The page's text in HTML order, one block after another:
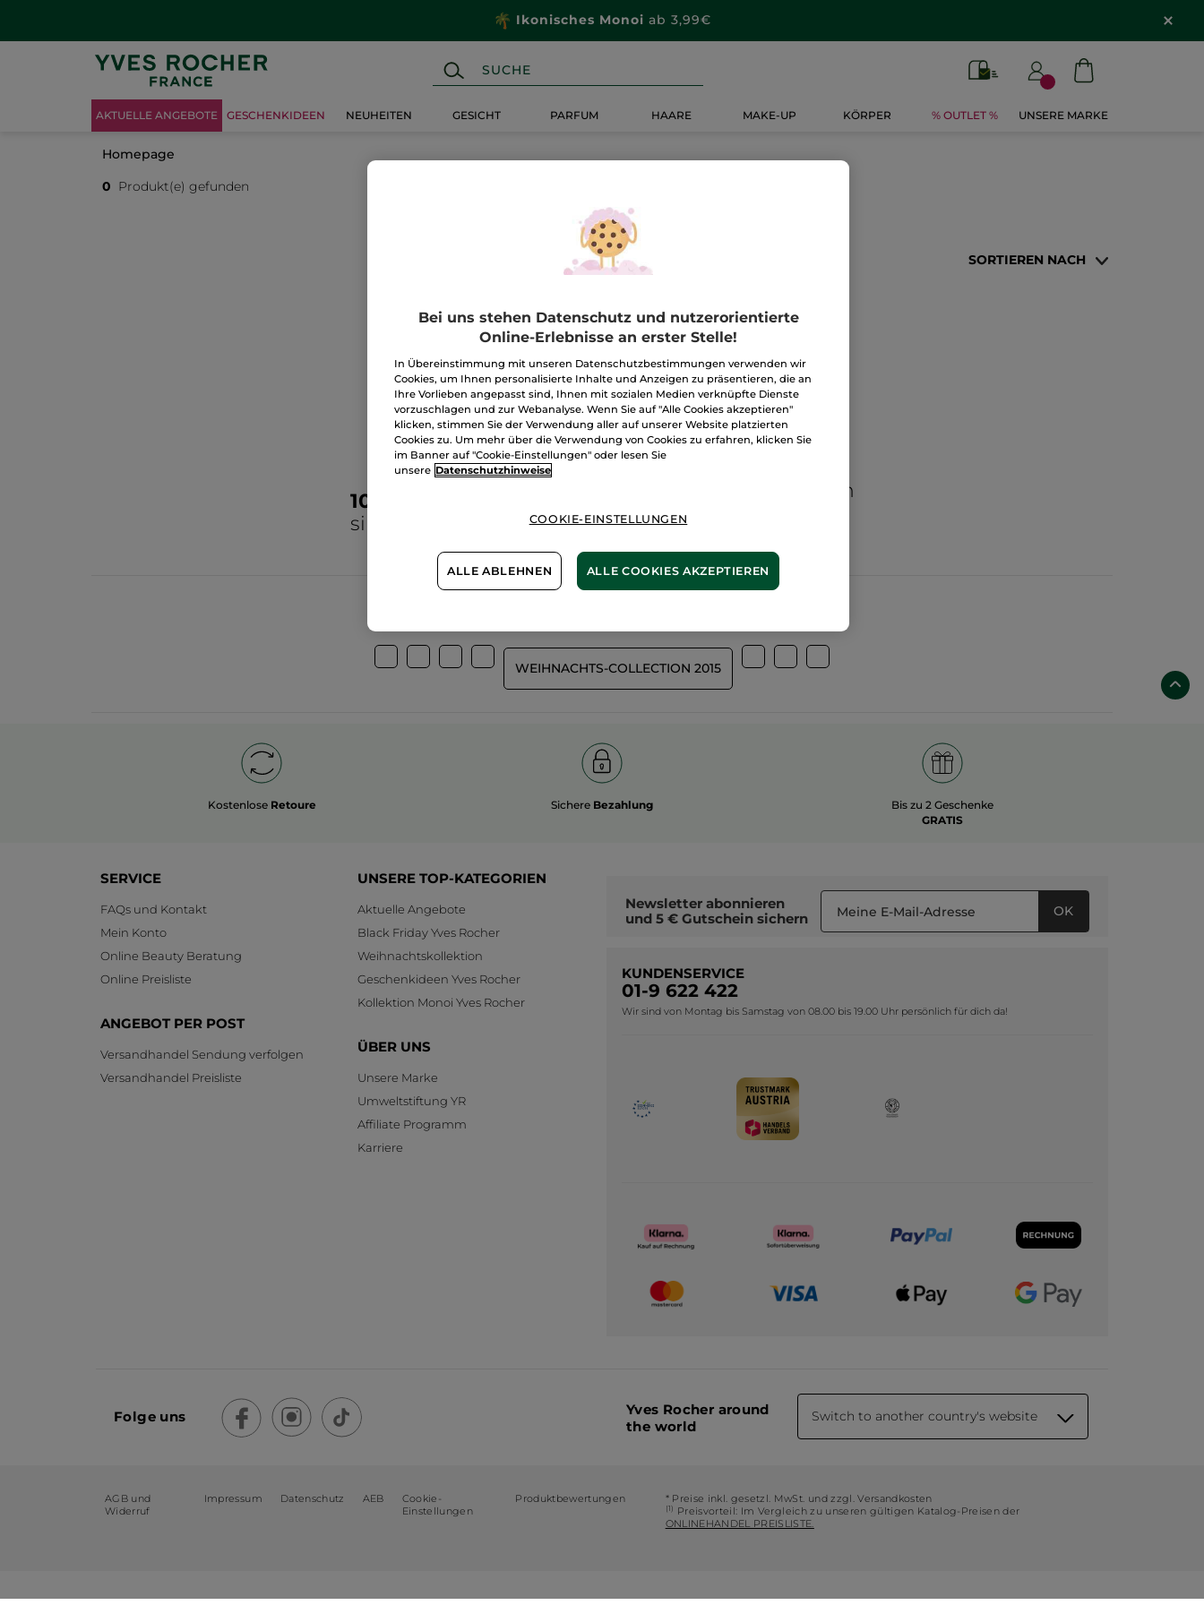
Ikonisches Monoi ab 3,99€
AKTUELLE ANGEBOTE GESCHENKIDEEN NEUHEITEN GESICHT PARFUM HAARE MAKE-UP KÖRPER % OUTLET % UNSERE MARKE
Homepage
0 Produkt(e) gefunden
SORTIEREN NACH
100%
sind
Wir bewirtschaften
unsere Felder
WEIHNACHTS-COLLECTION 2015
Kostenlose Retoure Sichere Bezahlung
Bis zu 2 Geschenke
GRATIS
SERVICE
FAQs und Kontakt
Mein Konto
Online Beauty Beratung
Online Preisliste
ANGEBOT PER POST
Versandhandel Sendung verfolgen
Versandhandel Preisliste
UNSERE TOP-KATEGORIEN
Aktuelle Angebote
Black Friday Yves Rocher
Weihnachtskollektion
Geschenkideen Yves Rocher
Kollektion Monoi Yves Rocher
ÜBER UNS
Unsere Marke
Umweltstiftung YR
Affiliate Programm
Karriere
Newsletter abonnieren
und 5 € Gutschein sichern OK
KUNDENSERVICE
01-9 622 422
Wir sind von Montag bis Samstag von 08.00 bis 19.00 Uhr persönlich für dich da!
Folge uns
Yves Rocher around
the world
Switch to another country's website
AGB und
Widerruf
Impressum Datenschutz AEB
Cookie-
Einstellungen
Produktbewertungen * Preise inkl. gesetzl. MwSt. und zzgl. Versandkosten
(1) Preisvorteil: Im Vergleich zu unseren gültigen Katalog-Preisen der
ONLINEHANDEL PREISLISTE.
Bei uns stehen Datenschutz und nutzerorientierte
Online-Erlebnisse an erster Stelle!
In Übereinstimmung mit unseren Datenschutzbestimmungen verwenden wir
Cookies, um Ihnen personalisierte Inhalte und Anzeigen zu präsentieren, die an
Ihre Vorlieben angepasst sind, Ihnen mit sozialen Medien verknüpfte Dienste
vorzuschlagen und zur Webanalyse. Wenn Sie auf "Alle Cookies akzeptieren"
klicken, stimmen Sie der Verwendung aller auf unserer Website platzierten
Cookies zu. Um mehr über die Verwendung von Cookies zu erfahren, klicken Sie
im Banner auf "Cookie-Einstellungen" oder lesen Sie
unsere Datenschutzhinweise
COOKIE-EINSTELLUNGEN
ALLE ABLEHNEN ALLE COOKIES AKZEPTIEREN